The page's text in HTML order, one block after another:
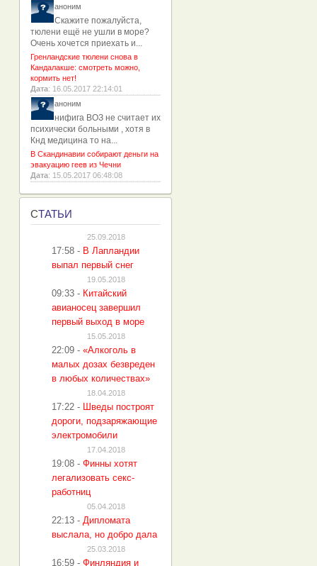
аноним
Скажите пожалуйста,
тюлени ещё не ушли в море?
Очень хочется приехать и...
Гренландские тюлени снова в
Кандалакше: смотреть можно,
кормить нет!
Дата: 16.05.2017 22:14:01
аноним
нифига ВОЗ не считает их
психически больными , хотя в
Кнд медицина то на...
В Скандинавии собирают деньги на
эвакуацию геев из Чечни
Дата: 15.05.2017 06:48:08
СТАТЬИ
25.09.2018
17:58 - В Лапландии
выпал первый снег
19.05.2018
09:33 - Китайский
авианосец завершил
первый выход в море
15.05.2018
22:09 - «Алкоголь в
малых дозах безвреден
в любых количествах»
18.04.2018
17:22 - Шведы построят
дороги, подзаряжающие
электромобили
17.04.2018
19:08 - Финны хотят
легализовать секс-
работниц
05.04.2018
22:13 - Дипломата
выслала, но добро дала
25.03.2018
16:59 - Финляндия и